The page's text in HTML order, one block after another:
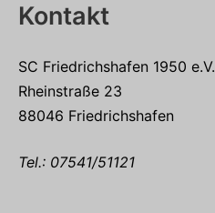
Kontakt
SC Friedrichshafen 1950 e.V.
Rheinstraße 23
88046 Friedrichshafen
Tel.: 07541/51121